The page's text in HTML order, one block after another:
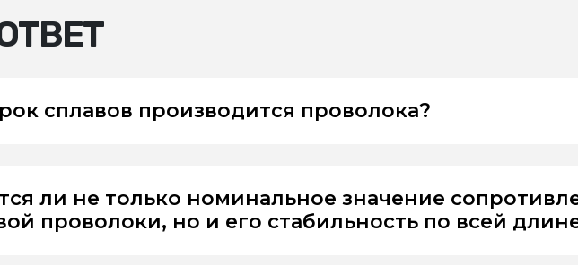
сплавов производится проволока?
ли не только номинальное значение
проволоки, но и его стабильность по всей